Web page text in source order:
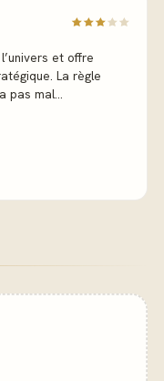
et offre
La règle
pas mal...